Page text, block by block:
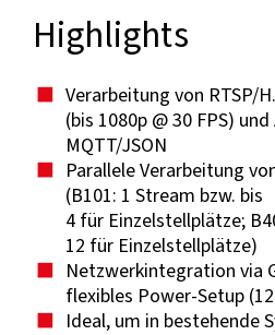
Highlights
Verarbeitung von RTSP/
(bis 1080p @ 30 FPS)
MQTT/JSON
Parallele Verarbeitung
(B101: 1 Stream bzw. bis
4 für Einzelstellplätze;
12 für Einzelstellplätze)
Netzwerkintegration via
flexibles Power-Setup
Ideal, um in bestehende